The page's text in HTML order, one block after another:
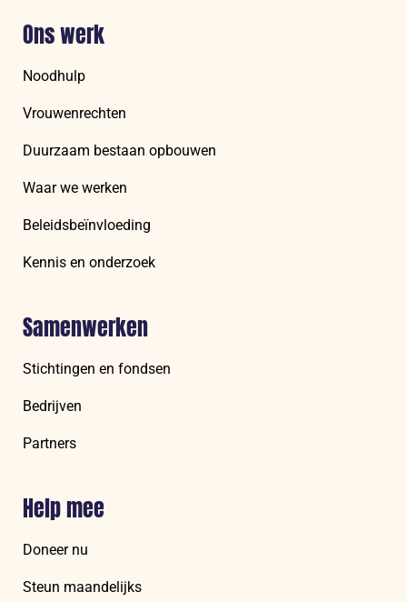
Ons werk
Noodhulp
Vrouwenrechten
Duurzaam bestaan opbouwen
Waar we werken
Beleidsbeïnvloeding
Kennis en onderzoek
Samenwerken
Stichtingen en fondsen
Bedrijven
Partners
Help mee
Doneer nu
Steun maandelijks